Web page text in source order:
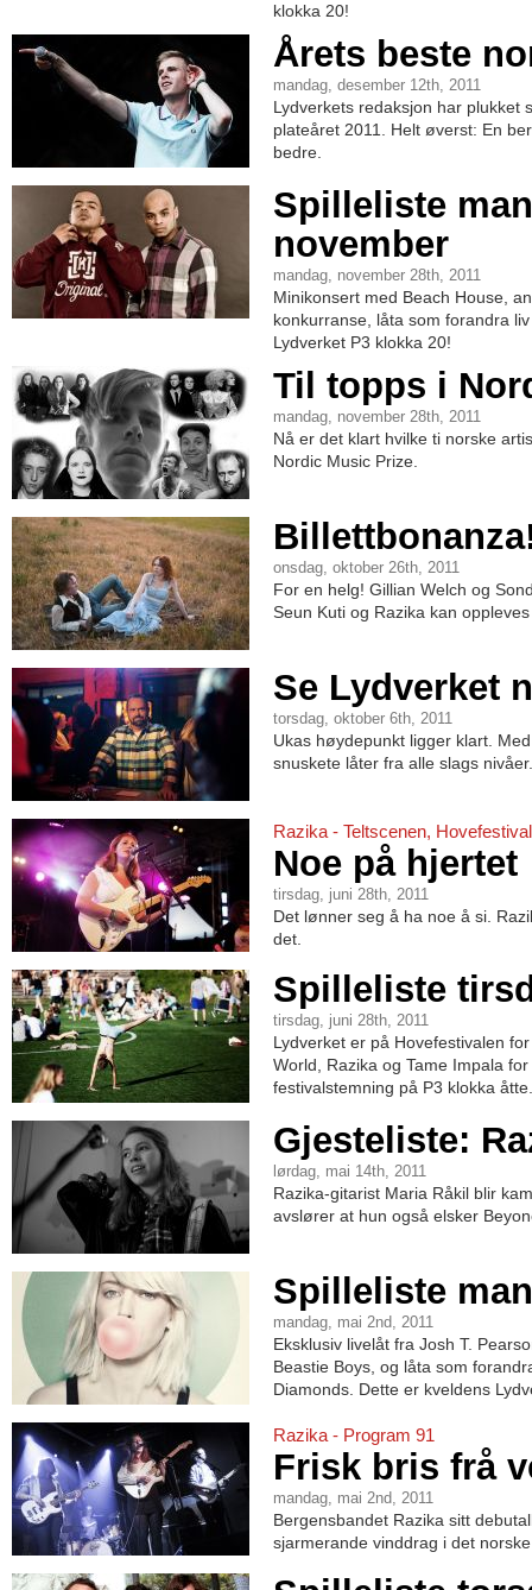
klokka 20!
Årets beste
mandag, desember 12th, 2011
Lydverkets redaksjon har plukket
plateåret 2011. Helt øverst: En
bedre.
Spilleliste
november
mandag, november 28th, 2011
Minikonsert med Beach House,
konkurranse, låta som forandra
Lydverket P3 klokka 20!
Til topps i
mandag, november 28th, 2011
Nå er det klart hvilke ti norske
Nordic Music Prize.
onsdag, oktober 26th, 2011
For en helg! Gillian Welch og
Seun Kuti og Razika kan
Se Lydverket
torsdag, oktober 6th, 2011
Ukas høydepunkt ligger klart.
snuskete låter fra alle slags nivåer.
Razika - Teltscenen,
Noe på hjertet
tirsdag, juni 28th, 2011
Det lønner seg å ha noe å si.
det.
Spilleliste
tirsdag, juni 28th, 2011
Lydverket er på Hovefestivalen
World, Razika og Tame Impala
festivalstemning på P3 klokka åtte.
Gjesteliste:
lørdag, mai 14th, 2011
Razika-gitarist Maria Råkil blir
avslører at hun også elsker
Spilleliste
mandag, mai 2nd, 2011
Eksklusiv livelåt fra Josh T.
Beastie Boys, og låta som
Diamonds. Dette er kveldens
Razika - Program 91
Frisk bris frå
mandag, mai 2nd, 2011
Bergensbandet Razika sitt
sjarmerande vinddrag i det